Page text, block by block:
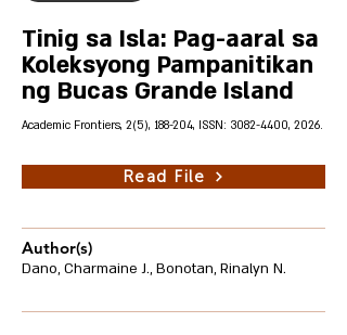
Tinig sa Isla: Pag-aaral sa
Koleksyong Pampanitikan
ng Bucas Grande Island
Academic Frontiers, 2(5), 188-204, ISSN: 3082-4400, 2026.
Read File
Author(s)
Dano, Charmaine J., Bonotan, Rinalyn N.